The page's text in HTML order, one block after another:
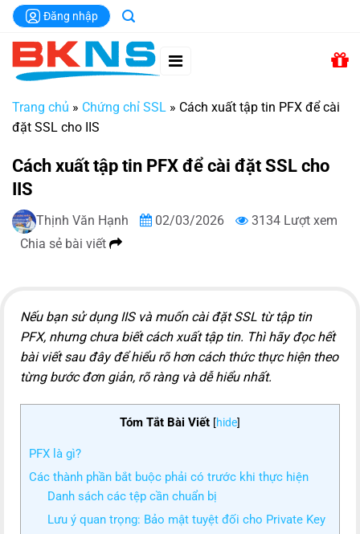
Chuyển
đến
dung
Đăng nhập
Trang chủ » Chứng chỉ SSL » Cách xuất tập tin PFX để cài
đặt SSL cho IIS
Cách xuất tập tin PFX để cài đặt SSL cho
IIS
Thịnh Văn Hạnh 02/03/2026
3134 Lượt xem
Chia sẻ bài viết
Nếu bạn sử dụng IIS và muốn cài đặt SSL từ tập tin
PFX, nhưng chưa biết cách xuất tập tin. Thì hãy đọc hết
bài viết sau đây để hiểu rõ hơn cách thức thực hiện theo
từng bước đơn giản, rõ ràng và dễ hiểu nhất.
Tóm Tắt Bài Viết [hide]
PFX là gì?
Các thành phần bắt buộc phải có trước khi thực hiện
Danh sách các tệp cần chuẩn bị
Lưu ý quan trọng: Bảo mật tuyệt đối cho Private Key